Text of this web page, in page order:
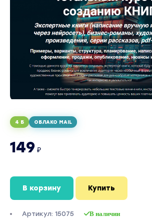
4 Б ОБЛАКО MAIL
149 ₽
В корзину Купить
Артикул: 15075 В наличии